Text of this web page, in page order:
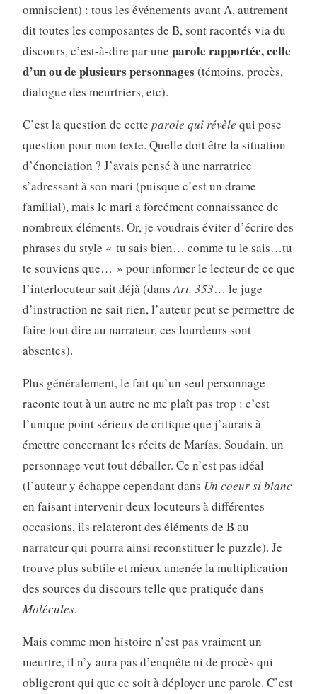
omniscient) : tous les événements avant A, autrement
dit toutes les composantes de B, sont racontés via du
discours, c’est-à-dire par une parole rapportée, celle
d’un ou de plusieurs personnages (témoins, procès,
dialogue des meurtriers, etc).
C’est la question de cette parole qui révèle qui pose
question pour mon texte. Quelle doit être la situation
d’énonciation ? J’avais pensé à une narratrice
s’adressant à son mari (puisque c’est un drame
familial), mais le mari a forcément connaissance de
nombreux éléments. Or, je voudrais éviter d’écrire des
phrases du style « tu sais bien… comme tu le sais…tu
te souviens que… » pour informer le lecteur de ce que
l’interlocuteur sait déjà (dansArt. 353… le juge
d’instruction ne sait rien, l’auteur peut se permettre de
faire tout dire au narrateur, ces lourdeurs sont
absentes).
Plus généralement, le fait qu’un seul personnage
raconte tout à un autre ne me plaît pas trop : c’est
l’unique point sérieux de critique que j’aurais à
émettre concernant les récits de Marías. Soudain, un
personnage veut tout déballer. Ce n’est pas idéal
(l’auteur y échappe cependant dans Un coeur si blanc
en faisant intervenir deux locuteurs à différentes
occasions, ils relateront des éléments de B au
narrateur qui pourra ainsi reconstituer le puzzle). Je
trouve plus subtile et mieux amenée la multiplication
des sources du discours telle que pratiquée dans
Molécules.
Mais comme mon histoire n’est pas vraiment un
meurtre, il n’y aura pas d’enquête ni de procès qui
obligeront qui que ce soit à déployer une parole. C’est